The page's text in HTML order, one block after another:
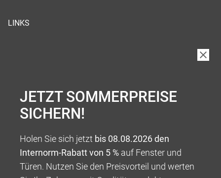
LINKS
JETZT SOMMERPREISE
SICHERN!
Holen Sie sich jetzt bis 08.08.2026 den
Internorm-Rabatt von 5 % auf Fenster und
Türen. Nutzen Sie den Preisvorteil und werten